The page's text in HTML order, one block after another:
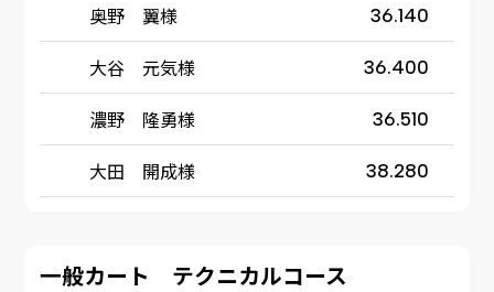
奥野 翼様 36.140
大谷 元気様 36.400
濃野 隆勇様 36.510
大田 開成様 38.280
一般カート テクニカルコース